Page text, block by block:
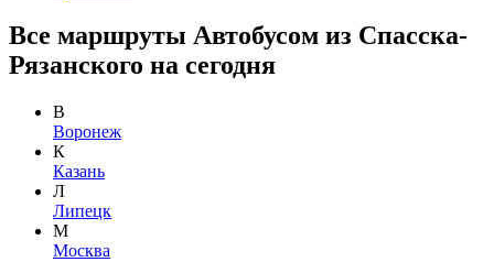
Все маршруты Автобусом из Спасска-
Рязанского на сегодня
В
Воронеж
К
Казань
Л
Липецк
М
Москва